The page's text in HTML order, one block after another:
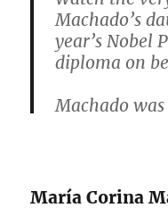
Machado’s
year’s Nobel
diploma on
Machado
María Corina